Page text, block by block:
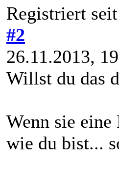
Registriert
#2
26.11.2013,
Willst du das
Wenn sie
wie du bist...